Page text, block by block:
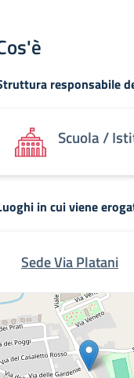
responsabile
Scuola /
in cui viene
Sede Via Platani